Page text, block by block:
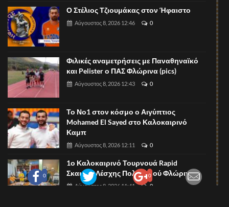
0 0
Ο Στέλιος Τζιουμάκας στον Ήφαιστο
Αύγουστος 8, 2026 12:46 0
Φιλικές αναμετρήσεις με Παναθηναϊκό
και Pelister ο ΠΑΣ Φλώρινα (pics)
Αύγουστος 8, 2026 12:43 0
Το Νο1 στον κόσμο ο Αιγύπτιος
Mohamed El Sayed στο Καλοκαιρινό
Καμπ
Αύγουστος 8, 2026 12:11 0
1ο Καλοκαιρινό Τουρνουά Rapid
Σκακιού Λέσχης Πολιτισμού Φλώρινας
Αύγουστος 8, 2026 11:41 0